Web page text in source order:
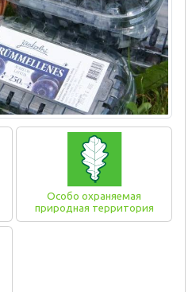
Особо охраняемая
природная территория